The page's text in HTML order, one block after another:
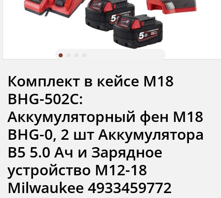
Комплект в кейсе M18
BHG-502C:
Аккумуляторный фен M18
BHG-0, 2 шт Аккумулятора
B5 5.0 Ач и Зарядное
устройство M12-18
Milwaukee 4933459772